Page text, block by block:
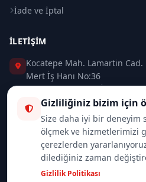
İade ve İptal
İLETIŞIM
Kocatepe Mah. Lamartin Cad.
Mert İş Hanı No:36
Taksim / Beyoğlu / İSTANBUL
0 (212) 235 37 83
0 (532) 418 08 46
info@merttrade.com
Gizliliğiniz bizim için
Size daha iyi bir deneyim
ölçmek ve hizmetlerimizi
çerezlerden
dilediğiniz zaman
Gizlilik Politikası